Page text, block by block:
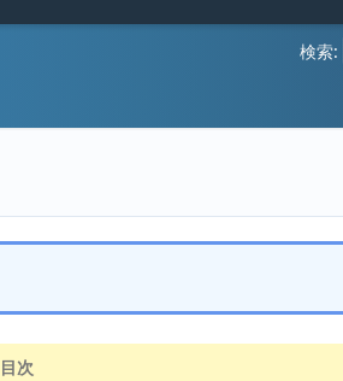
検索:
目次